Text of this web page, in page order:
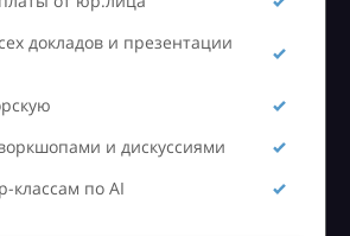
докладов и презентации
и дискуссиями
классам по AI